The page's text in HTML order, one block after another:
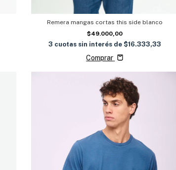
Remera mangas cortas this side blanco
$49.000,00
3 cuotas sin interés de$16.333,33
Comprar